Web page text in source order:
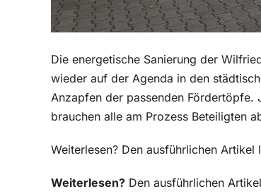
Die energetische Sanierung der
wieder auf der Agenda in den
Anzapfen der passenden Fördertöpfe.
brauchen alle am Prozess Beteiligten
Weiterlesen? Den ausführlichen
Weiterlesen? Den ausführlichen